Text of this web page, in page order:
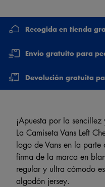
Recogida en tienda
Envío gratuito para
Devolución gratuita
¡Apuesta por la
La Camiseta Vans Left
logo de Vans en la
firma de la marca en
regular y ultra cómodo
algodón jersey.